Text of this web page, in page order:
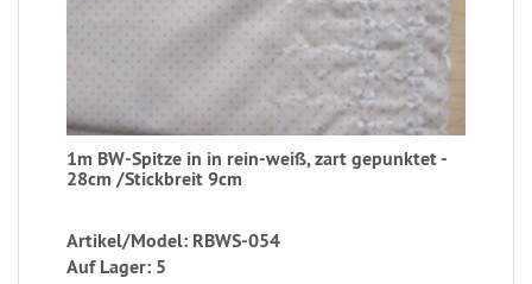
1m BW-Spitze in in rein-weiß, zart gepunktet -
28cm /Stickbreit 9cm
Artikel/Model: RBWS-054
Auf Lager: 5